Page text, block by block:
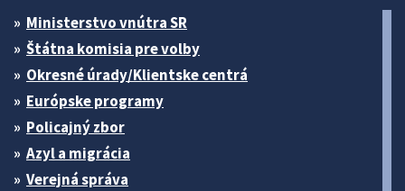
Ministerstvo vnútra SR
Štátna komisia pre volby
Okresné úrady/Klientske centrá
Európske programy
Policajný zbor
Azyl a migrácia
Verejná správa